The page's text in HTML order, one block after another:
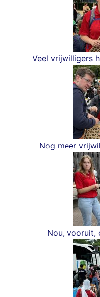
Veel vrijwilligers
Nog meer
Nou, vooruit,